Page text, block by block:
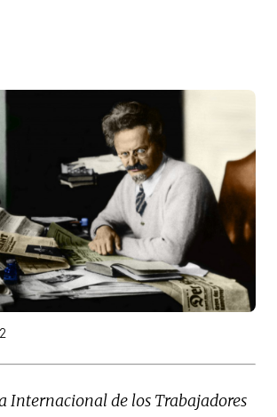
Internacional de los Trabajadores